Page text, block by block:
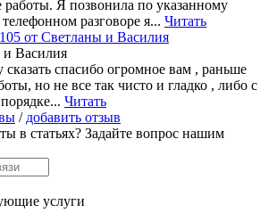
Я позвонила по указанному
разговоре я... Читать
Василия
сказать спасибо огромное вам , раньше
но не все так чисто и гладко , либо с
Читать
/ добавить отзыв
в статьях? Задайте вопрос нашим
услуги